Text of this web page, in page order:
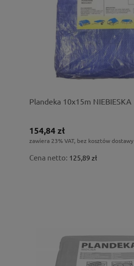
Plandeka 10x15m NIEBIESKA
154,84 zł
zawiera 23% VAT, bez kosztów dostawy
Cena netto: 125,89 zł